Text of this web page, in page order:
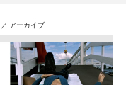
／ アーカイブ